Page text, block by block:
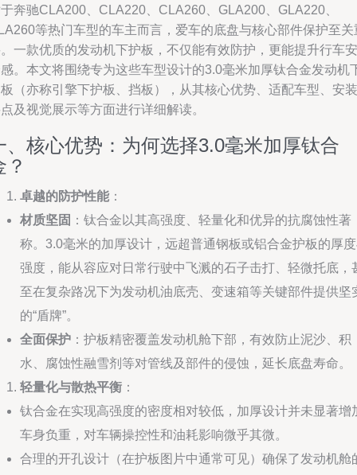
奔驰CLA200、CLA220、CLA260、GLA200、GLA220、
等热门车型的车主而言，爱车的底盘与核心部件保护至关
一款优质的发动机下护板，不仅能有效防护，更能提升行车安
。本文将围绕专为这些车型设计的3.0毫米加厚钛合金发动机
（亦称引擎下护板、挡板），从其核心优势、适配车型、安装
及视觉展示等方面进行详细解读。
、核心优势：为何选择3.0毫米加厚钛合
？
卓越的防护性能：
材质坚固 ：钛合金以其高强度、轻量化和优异的抗腐蚀性著
称。3.0毫米的加厚设计，远超普通钢板或铝合金护板的厚
强度，能从容应对日常行驶中飞溅的石子击打、轻微托底，
至在复杂路况下为发动机油底壳、变速箱等关键部件提供坚
的“盾牌”。
全面保护 ：护板精密覆盖发动机舱下部，有效防止泥沙、积
水、腐蚀性融雪剂等对管线及部件的侵蚀，延长底盘寿命。
轻量化与散热平衡 ：
钛合金在实现高强度的密度相对较低，加厚设计并未显著增
车身负重，对车辆操控性和油耗影响微乎其微。
合理的开孔设计（在护板图片中通常可见）确保了发动机舱